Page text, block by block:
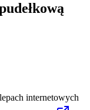
internetowych